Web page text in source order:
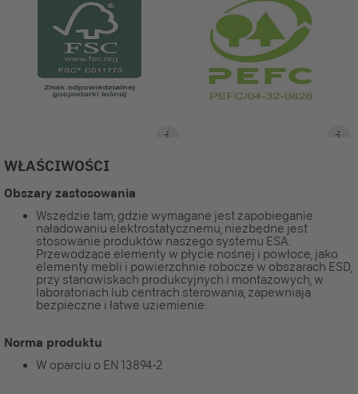
WŁAŚCIWOŚCI
Obszary zastosowania
Wszędzie tam, gdzie wymagane jest zapobieganie
naładowaniu elektrostatycznemu, niezbędne jest
stosowanie produktów naszego systemu ESA.
Przewodzące elementy w płycie nośnej i powłoce, jako
elementy mebli i powierzchnie robocze w obszarach ESD,
przy stanowiskach produkcyjnych i montażowych, w
laboratoriach lub centrach sterowania, zapewniają
bezpieczne i łatwe uziemienie.
Norma produktu
W oparciu o EN 13894-2